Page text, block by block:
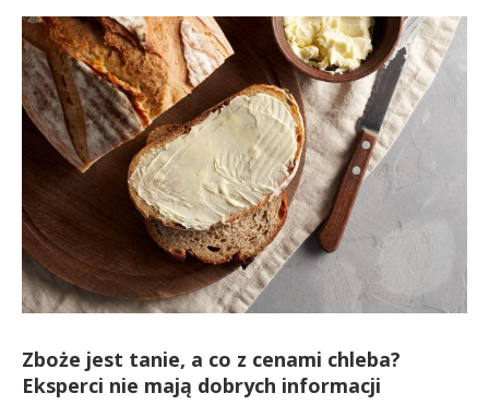
Zboże jest tanie, a co z cenami chleba?
Eksperci nie mają dobrych informacji